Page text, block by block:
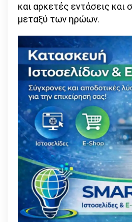
και αρκετές εντάσεις και
μεταξύ των ηρώων.